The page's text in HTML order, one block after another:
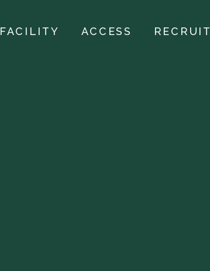
FACILITY ACCESS RECRUIT